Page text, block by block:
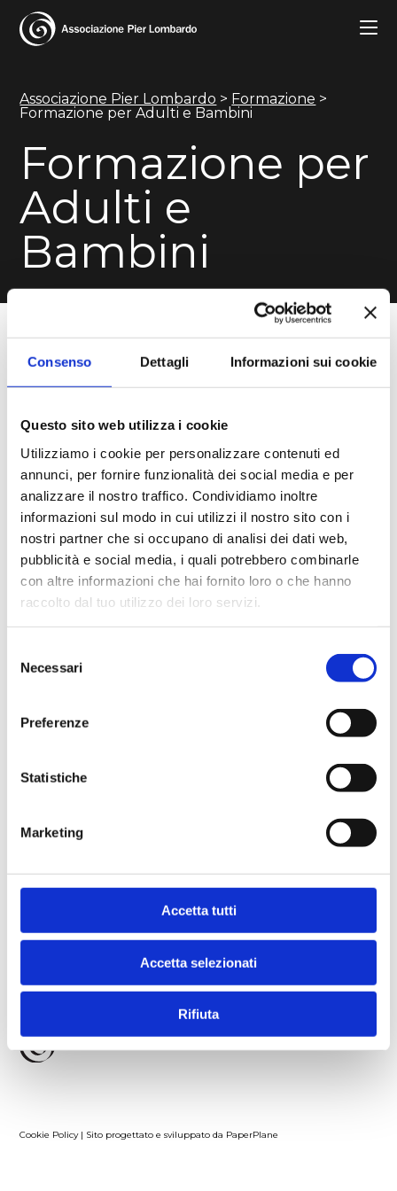
Consenso Dettagli Informazioni sui cookie
Questo sito web utilizza i cookie
Utilizziamo i cookie per personalizzare contenuti ed
annunci, per fornire funzionalità dei social media e per
analizzare il nostro traffico. Condividiamo inoltre
informazioni sul modo in cui utilizzi il nostro sito con i
nostri partner che si occupano di analisi dei dati web,
pubblicità e social media, i quali potrebbero combinarle
con altre informazioni che hai fornito loro o che hanno
raccolto dal tuo utilizzo dei loro servizi.
delNecessari
Preferenze
Statistiche
Marketing
Accetta tutti
Accetta selezionati
Rifiuta
Attività
Formazione
Chi siamo
Associazione Pier Lombardo > Formazione >
Formazione per Adulti e Bambini
Formazione per
Adulti e
Bambini
formazione una proposta articolata di
per tutte le età.Le attività, il cui obiettivo
sono lo sviluppo della cultura teatrale e
l’attenzione per il benessere della
persona come valore sociale.
I percorsi di formazione sono curati da
formatori, pedagogisti, attori, drammaturghi
e registi esperti e capaci di trasmettere con
passione le tecniche e la magia del
palcoscenico. In stretta collaborazione con il
Teatro Franco Parenti, l’Associazione ha, fra i
suoi obiettivi, quello di trovare nuovi modi di
multidisciplinare.
Dal 2014, i percorsi di formazione per
adulti e bambini trasmettono passione e
crescere, esprimersi, condividere emozioni.
Un’esperienza creativa e formativa pensata
per accompagnare bambini e ragazzi nella
scoperta di sé e degli altri.
Cookie Policy| Sito progettato e sviluppato da PaperPlane